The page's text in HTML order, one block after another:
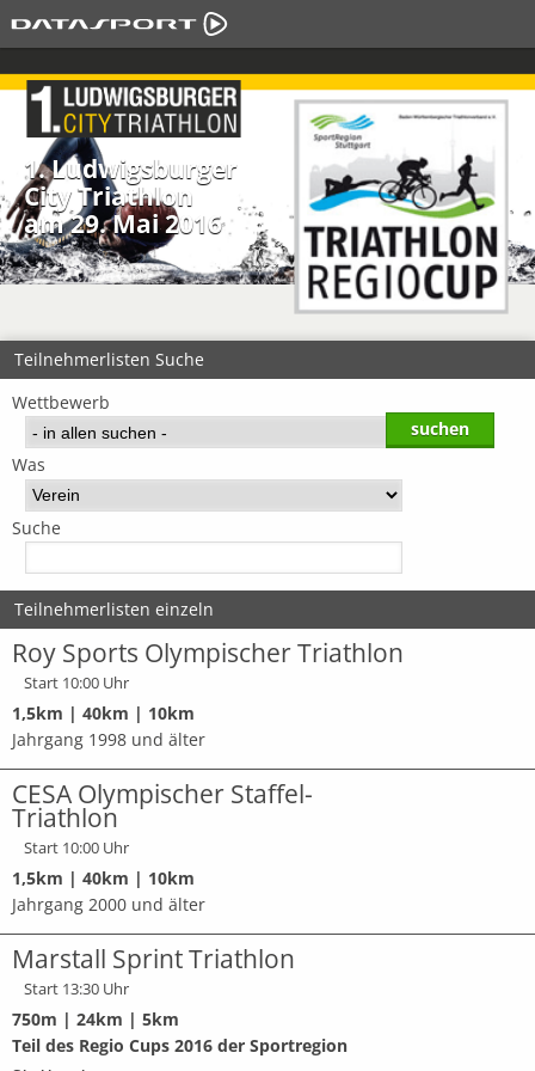
1. Ludwigsburger
City Triathlon
am 29. Mai 2016
Teilnehmerlisten Suche
Wettbewerb
Was
Suche
Teilnehmerlisten einzeln
Roy Sports Olympischer Triathlon
Start 10:00 Uhr
1,5km | 40km | 10km
Jahrgang 1998 und älter
CESA Olympischer Staffel-
Triathlon
Start 10:00 Uhr
1,5km | 40km | 10km
Jahrgang 2000 und älter
Marstall Sprint Triathlon
Start 13:30 Uhr
750m | 24km | 5km
Teil des Regio Cups 2016 der Sportregion